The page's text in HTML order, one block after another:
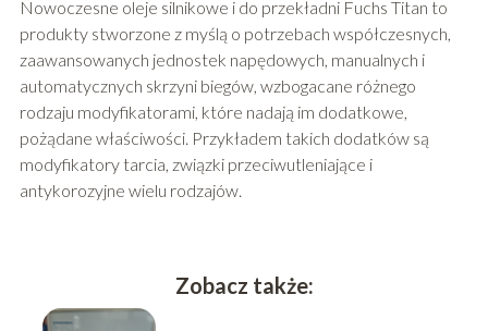
Nowoczesne oleje silnikowe i do przekładni Fuchs Titan to
produkty stworzone z myślą o potrzebach współczesnych,
zaawansowanych jednostek napędowych, manualnych i
automatycznych skrzyni biegów, wzbogacane różnego
rodzaju modyfikatorami, które nadają im dodatkowe,
pożądane właściwości. Przykładem takich dodatków są
modyfikatory tarcia, związki przeciwutleniające i
antykorozyjne wielu rodzajów.
Zobacz także: